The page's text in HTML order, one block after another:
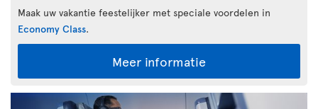
Maak uw vakantie feestelijker met speciale voordelen in
Economy Class.
Meer informatie